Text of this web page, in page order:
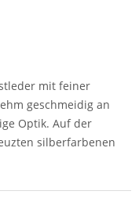
mit feiner
geschmeidig an
Optik. Auf der
silberfarbenen